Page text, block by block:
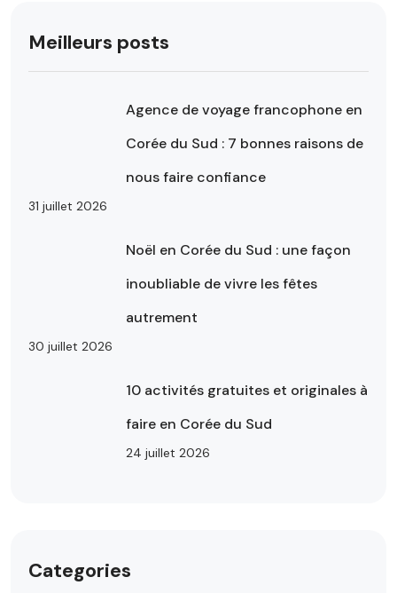
Meilleurs posts
Agence de voyage francophone en
Corée du Sud : 7 bonnes raisons de
nous faire confiance
31 juillet 2026
Noël en Corée du Sud : une façon
inoubliable de vivre les fêtes
autrement
30 juillet 2026
10 activités gratuites et originales à
faire en Corée du Sud
24 juillet 2026
Categories